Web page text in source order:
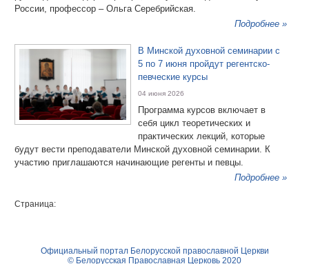
России, профессор – Ольга Серебрийская.
Подробнее »
В Минской духовной семинарии с
5 по 7 июня пройдут регентско-
певческие курсы
04 июня 2026
Программа курсов включает в
себя цикл теоретических и
практических лекций, которые
будут вести преподаватели Минской духовной семинарии. К
участию приглашаются начинающие регенты и певцы.
Подробнее »
Страница:
Официальный портал Белорусской православной Церкви
© Белорусская Православная Церковь 2020